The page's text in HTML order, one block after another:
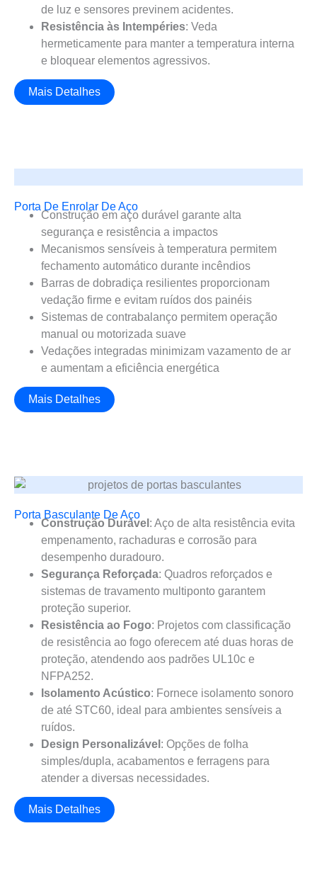
de luz e sensores previnem acidentes.
Resistência às Intempéries: Veda
hermeticamente para manter a temperatura interna
e bloquear elementos agressivos.
Mais Detalhes
Porta De Enrolar De Aço
Construção em aço durável garante alta
segurança e resistência a impactos
Mecanismos sensíveis à temperatura permitem
fechamento automático durante incêndios
Barras de dobradiça resilientes proporcionam
vedação firme e evitam ruídos dos painéis
Sistemas de contrabalanço permitem operação
manual ou motorizada suave
Vedações integradas minimizam vazamento de ar
e aumentam a eficiência energética
Mais Detalhes
Porta Basculante De Aço
Construção Durável : Aço de alta resistência evita
empenamento, rachaduras e corrosão para
desempenho duradouro.
Segurança Reforçada: Quadros reforçados e
sistemas de travamento multiponto garantem
proteção superior.
Resistência ao Fogo: Projetos com classificação
de resistência ao fogo oferecem até duas horas de
proteção, atendendo aos padrões UL10c e
NFPA252.
Isolamento Acústico: Fornece isolamento sonoro
de até STC60, ideal para ambientes sensíveis a
ruídos.
Design Personalizável : Opções de folha
simples/dupla, acabamentos e ferragens para
atender a diversas necessidades.
Mais Detalhes